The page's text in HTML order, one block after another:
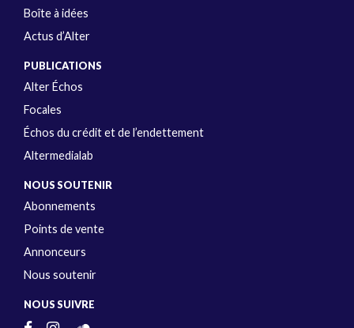
Boîte à idées
Actus d’Alter
PUBLICATIONS
Alter Échos
Focales
Échos du crédit et de l’endettement
Altermedialab
NOUS SOUTENIR
Abonnements
Points de vente
Annonceurs
Nous soutenir
NOUS SUIVRE